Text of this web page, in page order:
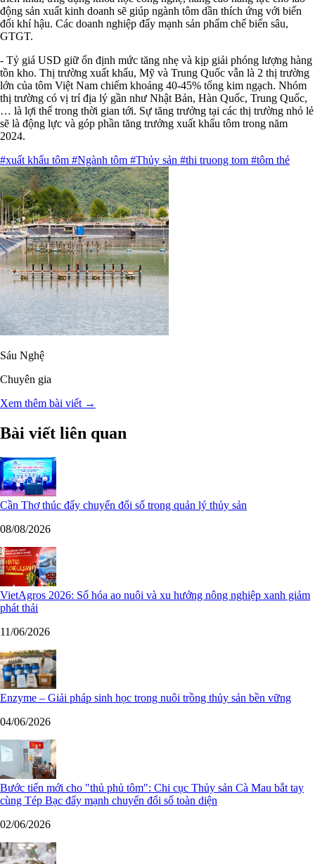
động sản xuất kinh doanh sẽ giúp ngành tôm dần thích ứng với biến
đổi khí hậu. Các doanh nghiệp đẩy mạnh sản phẩm chế biến sâu,
GTGT.
- Tỷ giá USD giữ ổn định mức tăng nhẹ và kịp giải phóng lượng hàng
tồn kho. Thị trường xuất khẩu, Mỹ và Trung Quốc vẫn là 2 thị trường
lớn của tôm Việt Nam chiếm khoảng 40-45% tổng kim ngạch. Nhóm
thị trường có vị trí địa lý gần như Nhật Bản, Hàn Quốc, Trung Quốc,
… là lợi thế trong thời gian tới. Sự tăng trưởng tại các thị trường nhỏ lẻ
sẽ là động lực và góp phần tăng trưởng xuất khẩu tôm trong năm
2024.
#xuất khẩu tôm #Ngành tôm #Thủy sản #thi truong tom #tôm thẻ
Sáu Nghệ
Chuyên gia
Xem thêm bài viết →
Bài viết liên quan
Cần Thơ thúc đẩy chuyển đổi số trong quản lý thủy sản
08/08/2026
VietAgros 2026: Số hóa ao nuôi và xu hướng nông nghiệp xanh giảm
phát thải
11/06/2026
Enzyme – Giải pháp sinh học trong nuôi trồng thủy sản bền vững
04/06/2026
Bước tiến mới cho "thủ phủ tôm": Chi cục Thủy sản Cà Mau bắt tay
cùng Tép Bạc đẩy mạnh chuyển đổi số toàn diện
02/06/2026